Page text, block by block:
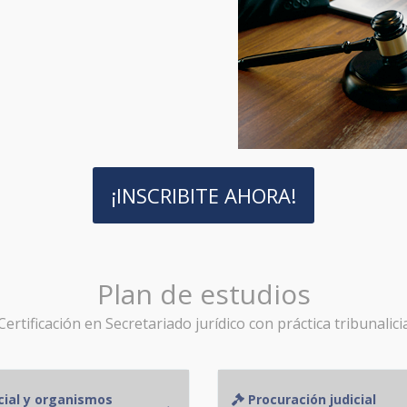
¡INSCRIBITE AHORA!
Plan de estudios
en Secretariado jurídico con práctica
y organismos
Procuración judicial